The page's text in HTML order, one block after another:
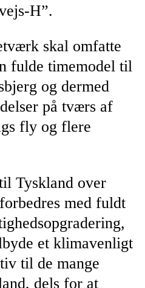
H”.
skal omfatte
fulde timemodel til
og dermed
på tværs af
fly og flere
Tyskland over
med fuldt
et klimavenligt
til de mange
dels for at